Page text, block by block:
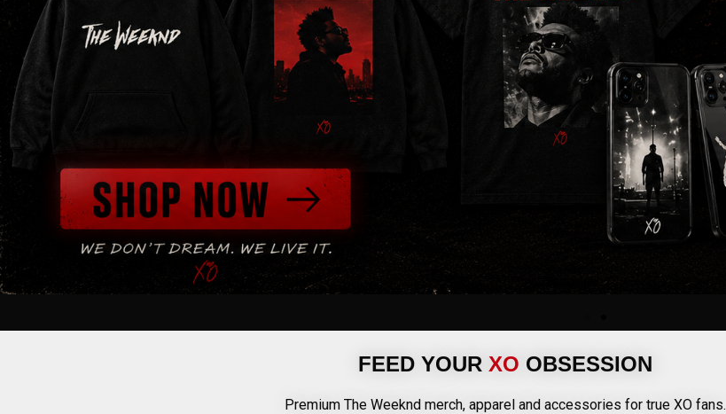
FEED YOUR XO OBSESSION
Premium The Weeknd merch, apparel and accessories for true XO fans.